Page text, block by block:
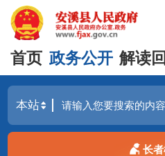
首页 政务公开 解读
长